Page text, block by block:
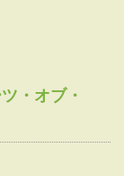
・オブ・